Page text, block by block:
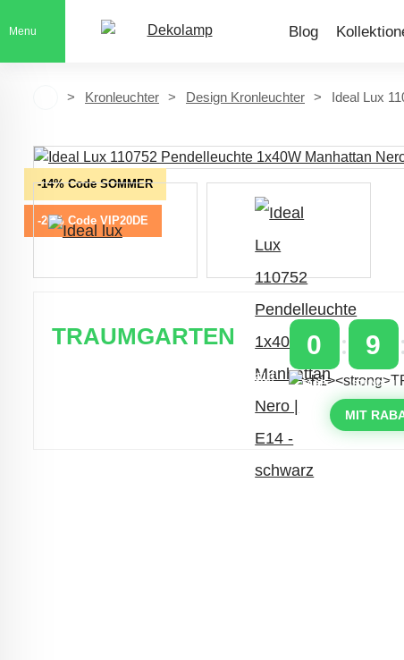
Menu Blog
Kronleuchter Design Kronleuchter Ideal Lux
-14% Code SOMMER
-20% Code VIP20DE
TRAUMGARTEN
Zeitlich begrenzter 20 % Rabatt auf
0
TAGE
9
STUNDEN
MIT